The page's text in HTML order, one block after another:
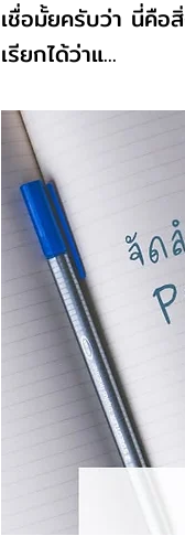
เชื่อมั้ยครับว่า นี่คือ
เรียกได้ว่าแ...